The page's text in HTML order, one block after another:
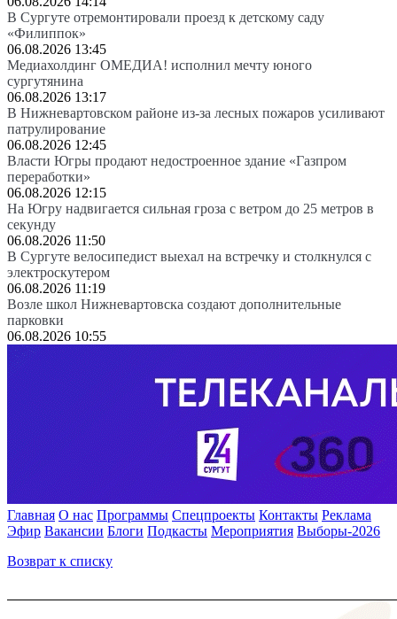
В Сургуте отремонтировали проезд к детскому саду
«Филиппок»
06.08.2026 13:45
Медиахолдинг ОМЕДИА! исполнил мечту юного
сургутянина
06.08.2026 13:17
В Нижневартовском районе из-за лесных пожаров усиливают
патрулирование
06.08.2026 12:45
Власти Югры продают недостроенное здание «Газпром
переработки»
06.08.2026 12:15
На Югру надвигается сильная гроза с ветром до 25 метров в
секунду
06.08.2026 11:50
В Сургуте велосипедист выехал на встречку и столкнулся с
электроскутером
06.08.2026 11:19
Возле школ Нижневартовска создают дополнительные
парковки
06.08.2026 10:55
Главная О нас Программы Спецпроекты Контакты Реклама
Эфир Вакансии Блоги Подкасты Мероприятия Выборы-2026
Возврат к списку